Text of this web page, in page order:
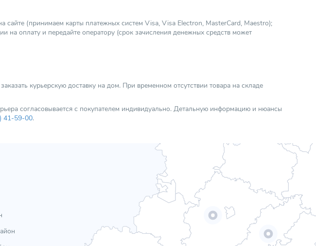
сайте (принимаем карты платежных систем Visa, Visa Electron, MasterCard, Maestro);
оплату и передайте оператору (срок зачисления денежных средств может
курьерскую доставку на дом. При временном отсутствии товара на складе
согласовывается с покупателем индивидуально. Детальную информацию и нюансы
41-59-00.